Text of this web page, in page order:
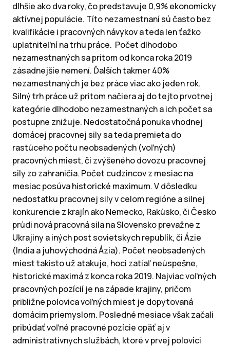
dlhšie ako dva roky, čo predstavuje 0,9% ekonomicky
aktívnej populácie. Títo nezamestnaní sú často bez
kvalifikácie i pracovných návykov a teda len ťažko
uplatniteľní na trhu práce. Počet dlhodobo
nezamestnaných sa pritom od konca roka 2019
zásadnejšie nemení. Ďalších takmer 40%
nezamestnaných je bez práce viac ako jeden rok.
Silný trh práce už pritom načiera aj do tejto prvotnej
kategórie dlhodobo nezamestnaných a ich počet sa
postupne znižuje. Nedostatočná ponuka vhodnej
domácej pracovnej sily sa teda premieta do
rastúceho počtu neobsadených (voľných)
pracovných miest, či zvýšeného dovozu pracovnej
sily zo zahraničia. Počet cudzincov z mesiac na
mesiac posúva historické maximum. V dôsledku
nedostatku pracovnej sily v celom regióne a silnej
konkurencie z krajín ako Nemecko, Rakúsko, či Česko
prúdi nová pracovná sila na Slovensko prevažne z
Ukrajiny a iných post sovietskych republík, či Ázie
(India a juhovýchodná Ázia). Počet neobsadených
miest takisto už atakuje, hoci zatiaľ neúspešne,
historické maximá z konca roka 2019. Najviac voľných
pracovných pozícií je na západe krajiny, pričom
približne polovica voľných miest je dopytovaná
domácim priemyslom. Posledné mesiace však začali
pribúdať voľné pracovné pozície opäť aj v
administratívnych službách, ktoré v prvej polovici